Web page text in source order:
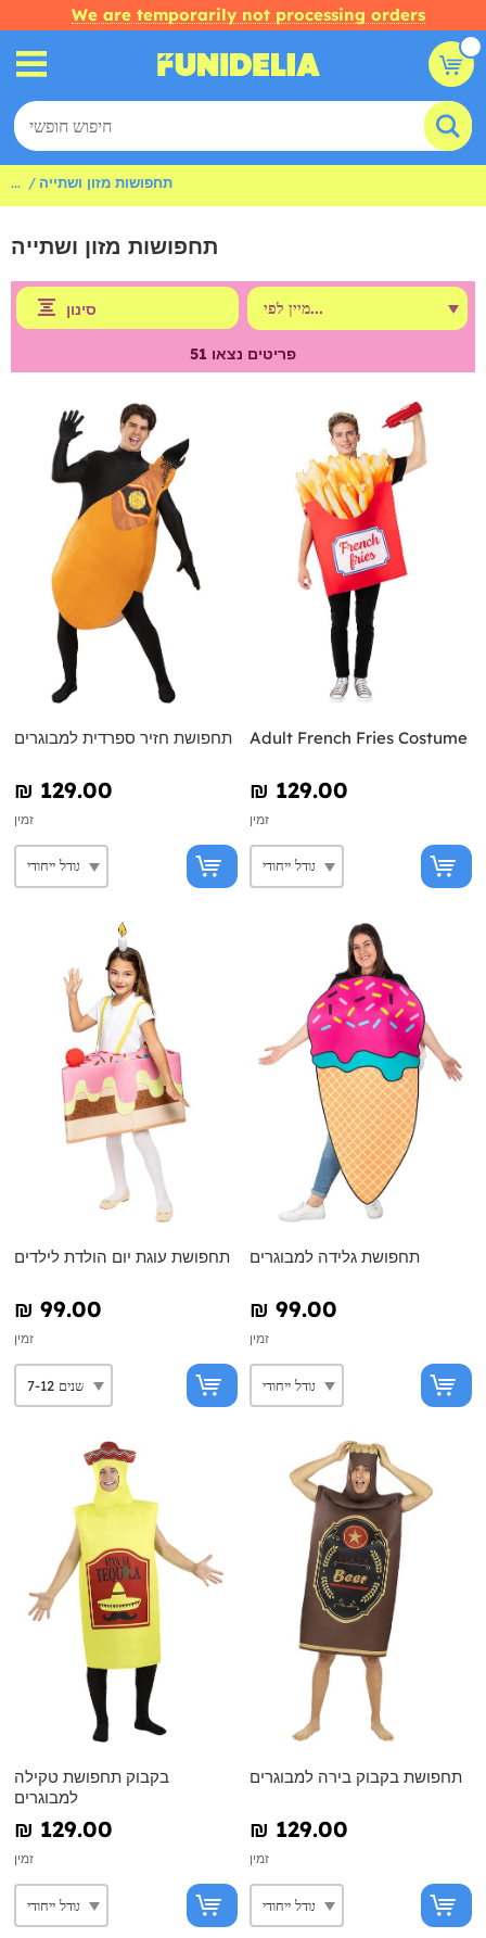
We are temporarily not processing orders
... תחפושות מזון ושתייה
תחפושות מזון ושתייה
סינון
51 פריטים נצאו
תחפושת חזיר ספרדית למבוגרים
₪‎ 129.00
זמין
Adult French Fries Costume
₪‎ 129.00
זמין
תחפושת עוגת יום הולדת לילדים
₪‎ 99.00
זמין
תחפושת גלידה למבוגרים
₪‎ 99.00
זמין
בקבוק תחפושת טקילה
למבוגרים
₪‎ 129.00
זמין
תחפושת בקבוק בירה למבוגרים
₪‎ 129.00
זמין